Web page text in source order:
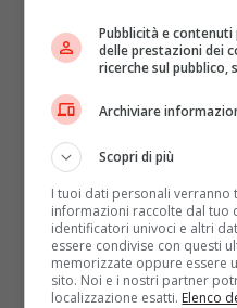
Pubblicità e
delle prestazioni dei
ricerche sul pubblico,
Archiviare
Scopri di più
I tuoi dati personali verranno
informazioni raccolte dal tuo
identificatori univoci e altri
essere condivise con questi
memorizzate oppure essere
sito. Noi e i nostri partner
localizzazione esatti. Elenco